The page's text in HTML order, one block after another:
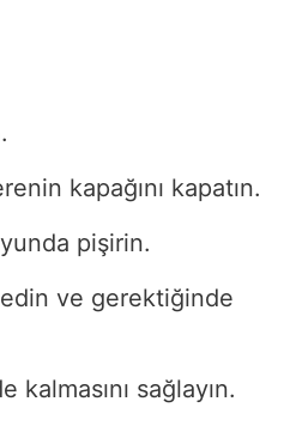
kapağını kapatın.
pişirin.
ve gerektiğinde
sağlayın.